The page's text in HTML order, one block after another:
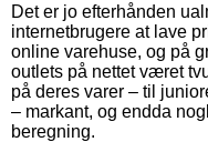
Det er jo efterhånden
internetbrugere at lave
online varehuse, og på
outlets på nettet været
på deres varer – til
– markant, og endda
beregning.